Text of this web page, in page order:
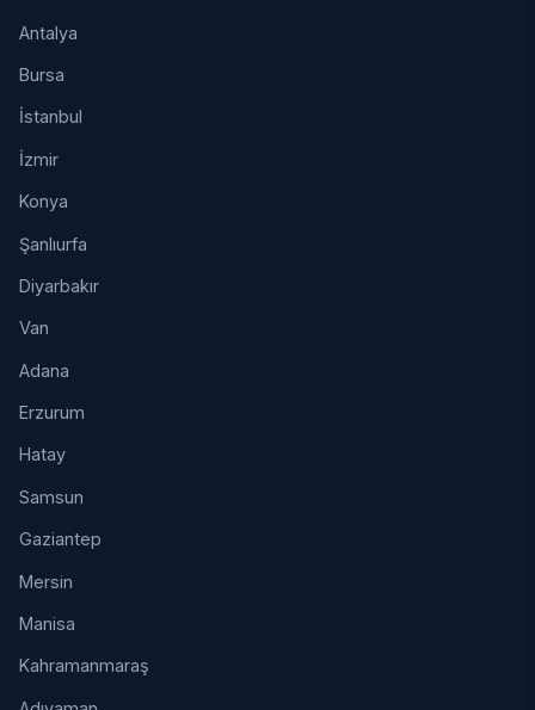
Antalya
Bursa
İstanbul
İzmir
Konya
Şanlıurfa
Diyarbakır
Van
Adana
Erzurum
Hatay
Samsun
Gaziantep
Mersin
Manisa
Kahramanmaraş